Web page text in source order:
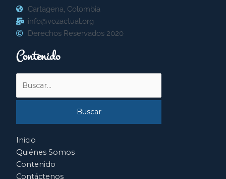
Cartagena, Colombia
info@vozactual.org
Derechos Reservados 2020
Contenido
por:
Inicio
Quiénes Somos
Contenido
Contáctenos